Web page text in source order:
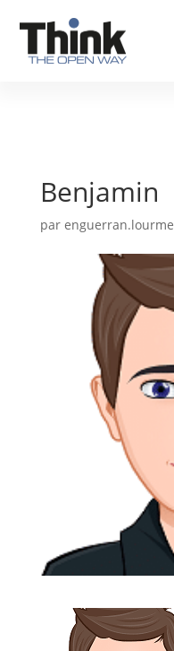
Benjamin
par enguerran.lourme